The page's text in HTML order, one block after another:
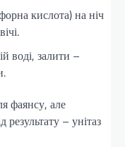
кислота) на ніч
воді, залити –
фаянсу, але
результату – унітаз